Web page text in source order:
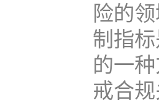
险的
制指
的一
戒合